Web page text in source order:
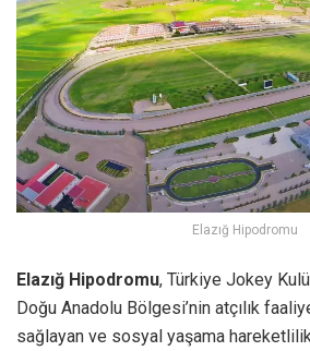
Elazığ Hipodromu
Elazığ Hipodromu, Türkiye Jokey
Doğu Anadolu Bölgesi’nin atçılık
sağlayan ve sosyal yaşama